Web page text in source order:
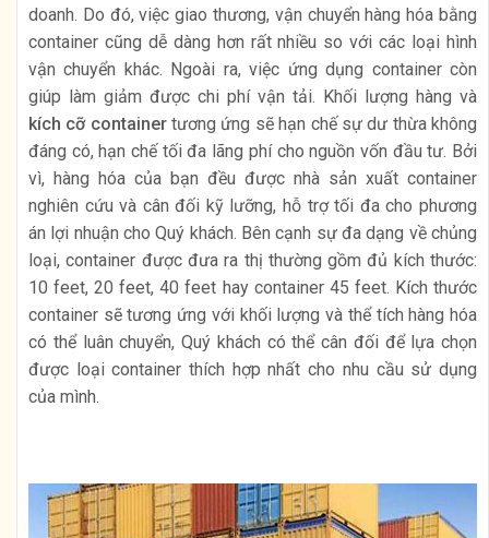
doanh. Do đó, việc giao thương, vận chuyển hàng hóa bằng
container cũng dễ dàng hơn rất nhiều so với các loại hình
vận chuyển khác. Ngoài ra, việc ứng dụng container còn
giúp làm giảm được chi phí vận tải. Khối lượng hàng và
kích cỡ containertương ứng sẽ hạn chế sự dư thừa không
đáng có, hạn chế tối đa lãng phí cho nguồn vốn đầu tư. Bởi
vì, hàng hóa của bạn đều được nhà sản xuất container
nghiên cứu và cân đối kỹ lưỡng, hỗ trợ tối đa cho phương
án lợi nhuận cho Quý khách. Bên cạnh sự đa dạng về chủng
loại, container được đưa ra thị thường gồm đủ kích thước:
10 feet, 20 feet, 40 feet hay container 45 feet. Kích thước
container sẽ tương ứng với khối lượng và thể tích hàng hóa
có thể luân chuyển, Quý khách có thể cân đối để lựa chọn
được loại container thích hợp nhất cho nhu cầu sử dụng
của mình.